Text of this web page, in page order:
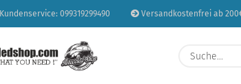
Kundenservice: 099319299490 Versandkostenfrei ab